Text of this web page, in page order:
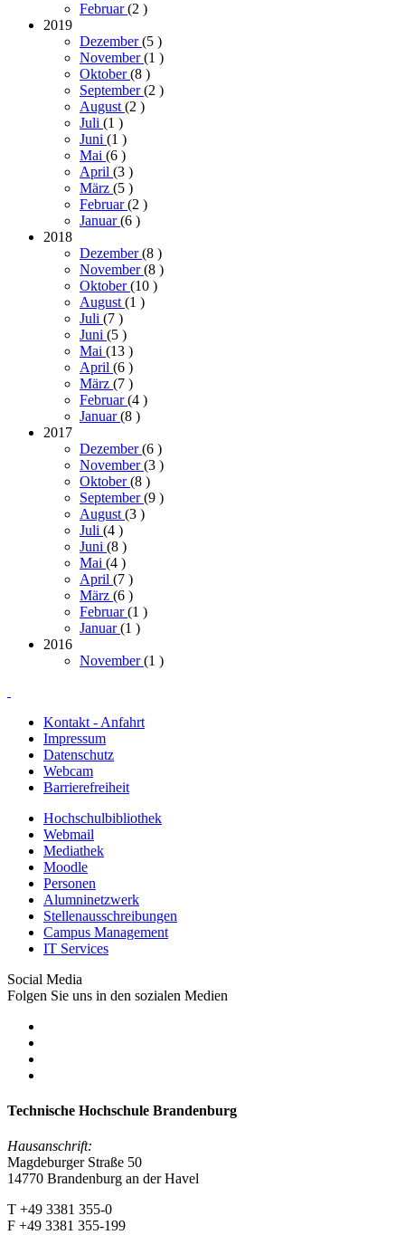
Februar(2 )
2019
Dezember(5 )
November(1 )
Oktober(8 )
September(2 )
August (2 )
Juli (1 )
Juni (1 )
Mai (6 )
April (3 )
März (5 )
Februar(2 )
Januar(6 )
2018
Dezember(8 )
November(8 )
Oktober(10 )
August (1 )
Juli (7 )
Juni (5 )
Mai (13 )
April (6 )
März (7 )
Februar(4 )
Januar(8 )
2017
Dezember(6 )
November(3 )
Oktober(8 )
September(9 )
August (3 )
Juli (4 )
Juni (8 )
Mai (4 )
April (7 )
März (6 )
Februar(1 )
Januar(1 )
2016
November(1 )
Kontakt - Anfahrt
Impressum
Datenschutz
Webcam
Barrierefreiheit
Hochschulbibliothek
Webmail
Mediathek
Moodle
Personen
Alumninetzwerk
Stellenausschreibungen
Campus Management
IT Services
Social Media
Folgen Sie uns in den sozialen Medien
Technische Hochschule Brandenburg
Hausanschrift:
Magdeburger Straße 50
14770 Brandenburg an der Havel
T +49 3381 355-0
F +49 3381 355-199